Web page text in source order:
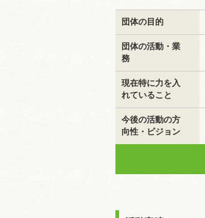
団体の目的
団体の活動・業
務
現在特に力を入
れていること
今後の活動の方
向性・ビジョン